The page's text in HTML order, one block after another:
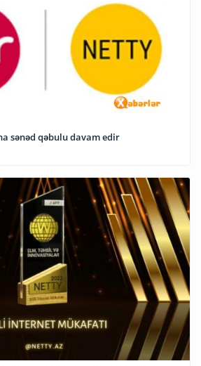
sənəd qəbulu davam edir